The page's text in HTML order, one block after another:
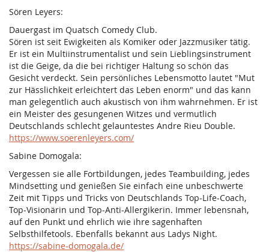
Sören Leyers:
Dauergast im Quatsch Comedy Club.
Sören ist seit Ewigkeiten als Komiker oder Jazzmusiker tätig.
Er ist ein Multiinstrumentalist und sein Lieblingsinstrument
ist die Geige, da die bei richtiger Haltung so schön das
Gesicht verdeckt. Sein persönliches Lebensmotto lautet "Mut
zur Hässlichkeit erleichtert das Leben enorm" und das kann
man gelegentlich auch akustisch von ihm wahrnehmen. Er ist
ein Meister des gesungenen Witzes und vermutlich
Deutschlands schlecht gelauntestes Andre Rieu Double.
https://www.soerenleyers.com/
Sabine Domogala:
Vergessen sie alle Fortbildungen, jedes Teambuilding, jedes
Mindsetting und genießen Sie einfach eine unbeschwerte
Zeit mit Tipps und Tricks von Deutschlands Top-Life-Coach,
Top-Visionärin und Top-Anti-Allergikerin. Immer lebensnah,
auf den Punkt und ehrlich wie ihre sagenhaften
Selbsthilfetools. Ebenfalls bekannt aus Ladys Night.
https://sabine-domogala.de/